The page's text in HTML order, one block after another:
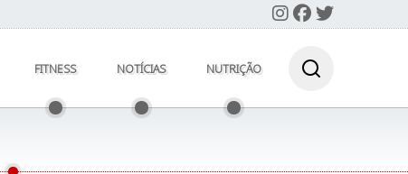
FITNESS NOTÍCIAS NUTRIÇÃO